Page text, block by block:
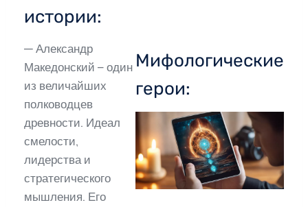
истории:
— Александр
Македонский – один
из величайших
полководцев
древности. Идеал
смелости,
лидерства и
стратегического
мышления. Его
Мифологические
герои: